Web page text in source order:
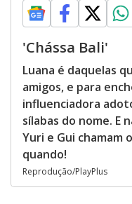
'Chássa Bali'
Luana é daquelas
amigos, e para
influenciadora
sílabas do nome. E
Yuri e Gui chamam
quando!
Reprodução/PlayPlus